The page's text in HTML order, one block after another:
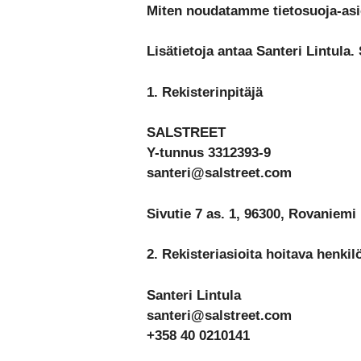
Miten noudatamme tietosuoja-
Lisätietoja antaa Santeri
1. Rekisterinpitäjä
SALSTREET
Y-tunnus 3312393-9
santeri@salstreet.com
Sivutie 7 as. 1, 96300, Rovaniemi
2. Rekisteriasioita hoitava
Santeri Lintula
santeri@salstreet.com
+358 40 0210141